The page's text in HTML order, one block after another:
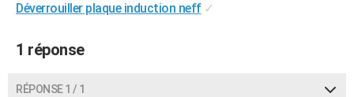
CARTE DE VOEUX
Carte de Noël
Carte Bonne année
Carte Saint-Valentin
Carte Pâques
Carte d'anniversaire
DICTIONNAIRE
Déverrouiller plaque induction neff ✓
1 réponse
RÉPONSE 1 / 1